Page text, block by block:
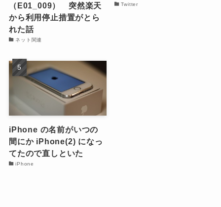
（E01_009） 突然楽天
から利用停止措置がとら
れた話
ネット関連
Twitter
iPhone の名前がいつの
間にか iPhone(2) になっ
てたので直しといた
iPhone